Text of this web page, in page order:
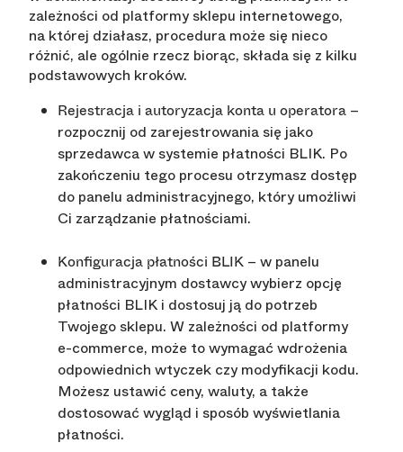
zależności od platformy sklepu internetowego,
na której działasz, procedura może się nieco
różnić, ale ogólnie rzecz biorąc, składa się z kilku
podstawowych kroków.
Rejestracja i autoryzacja konta u operatora –
rozpocznij od zarejestrowania się jako
sprzedawca w systemie płatności BLIK. Po
zakończeniu tego procesu otrzymasz dostęp
do panelu administracyjnego, który umożliwi
Ci zarządzanie płatnościami.
Konfiguracja płatności BLIK – w panelu
administracyjnym dostawcy wybierz opcję
płatności BLIK i dostosuj ją do potrzeb
Twojego sklepu. W zależności od platformy
e-commerce, może to wymagać wdrożenia
odpowiednich wtyczek czy modyfikacji kodu.
Możesz ustawić ceny, waluty, a także
dostosować wygląd i sposób wyświetlania
płatności.